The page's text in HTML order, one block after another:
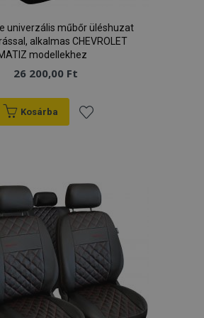
univerzális műbőr üléshuzat
alkalmas CHEVROLET
modellekhez
26 200,00 Ft
Kosárba
kívánságlistához
irányelvek